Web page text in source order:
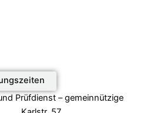
Prüfdienst – gemeinnützige